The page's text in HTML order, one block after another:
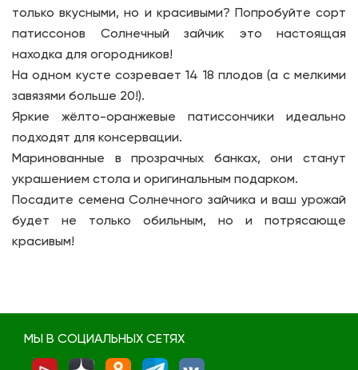
только вкусными, но и красивыми? Попробуйте сорт
патиссонов Солнечный зайчик это настоящая
находка для огородников!
На одном кусте созревает 14 18 плодов (а с мелкими
завязями больше 20!).
Яркие жёлто-оранжевые патиссончики идеально
подходят для консервации.
Маринованные в прозрачных банках, они станут
украшением стола и оригинальным подарком.
Посадите семена Солнечного зайчика и ваш урожай
будет не только обильным, но и потрясающе
красивым!
МЫ В СОЦИАЛЬНЫХ СЕТЯХ